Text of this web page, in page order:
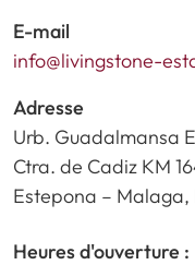
E-mail
info@livingstone-
Adresse
Urb. Guadalmansa
Ctra. de Cadiz KM
Estepona – Malaga,
Heures d'ouverture :